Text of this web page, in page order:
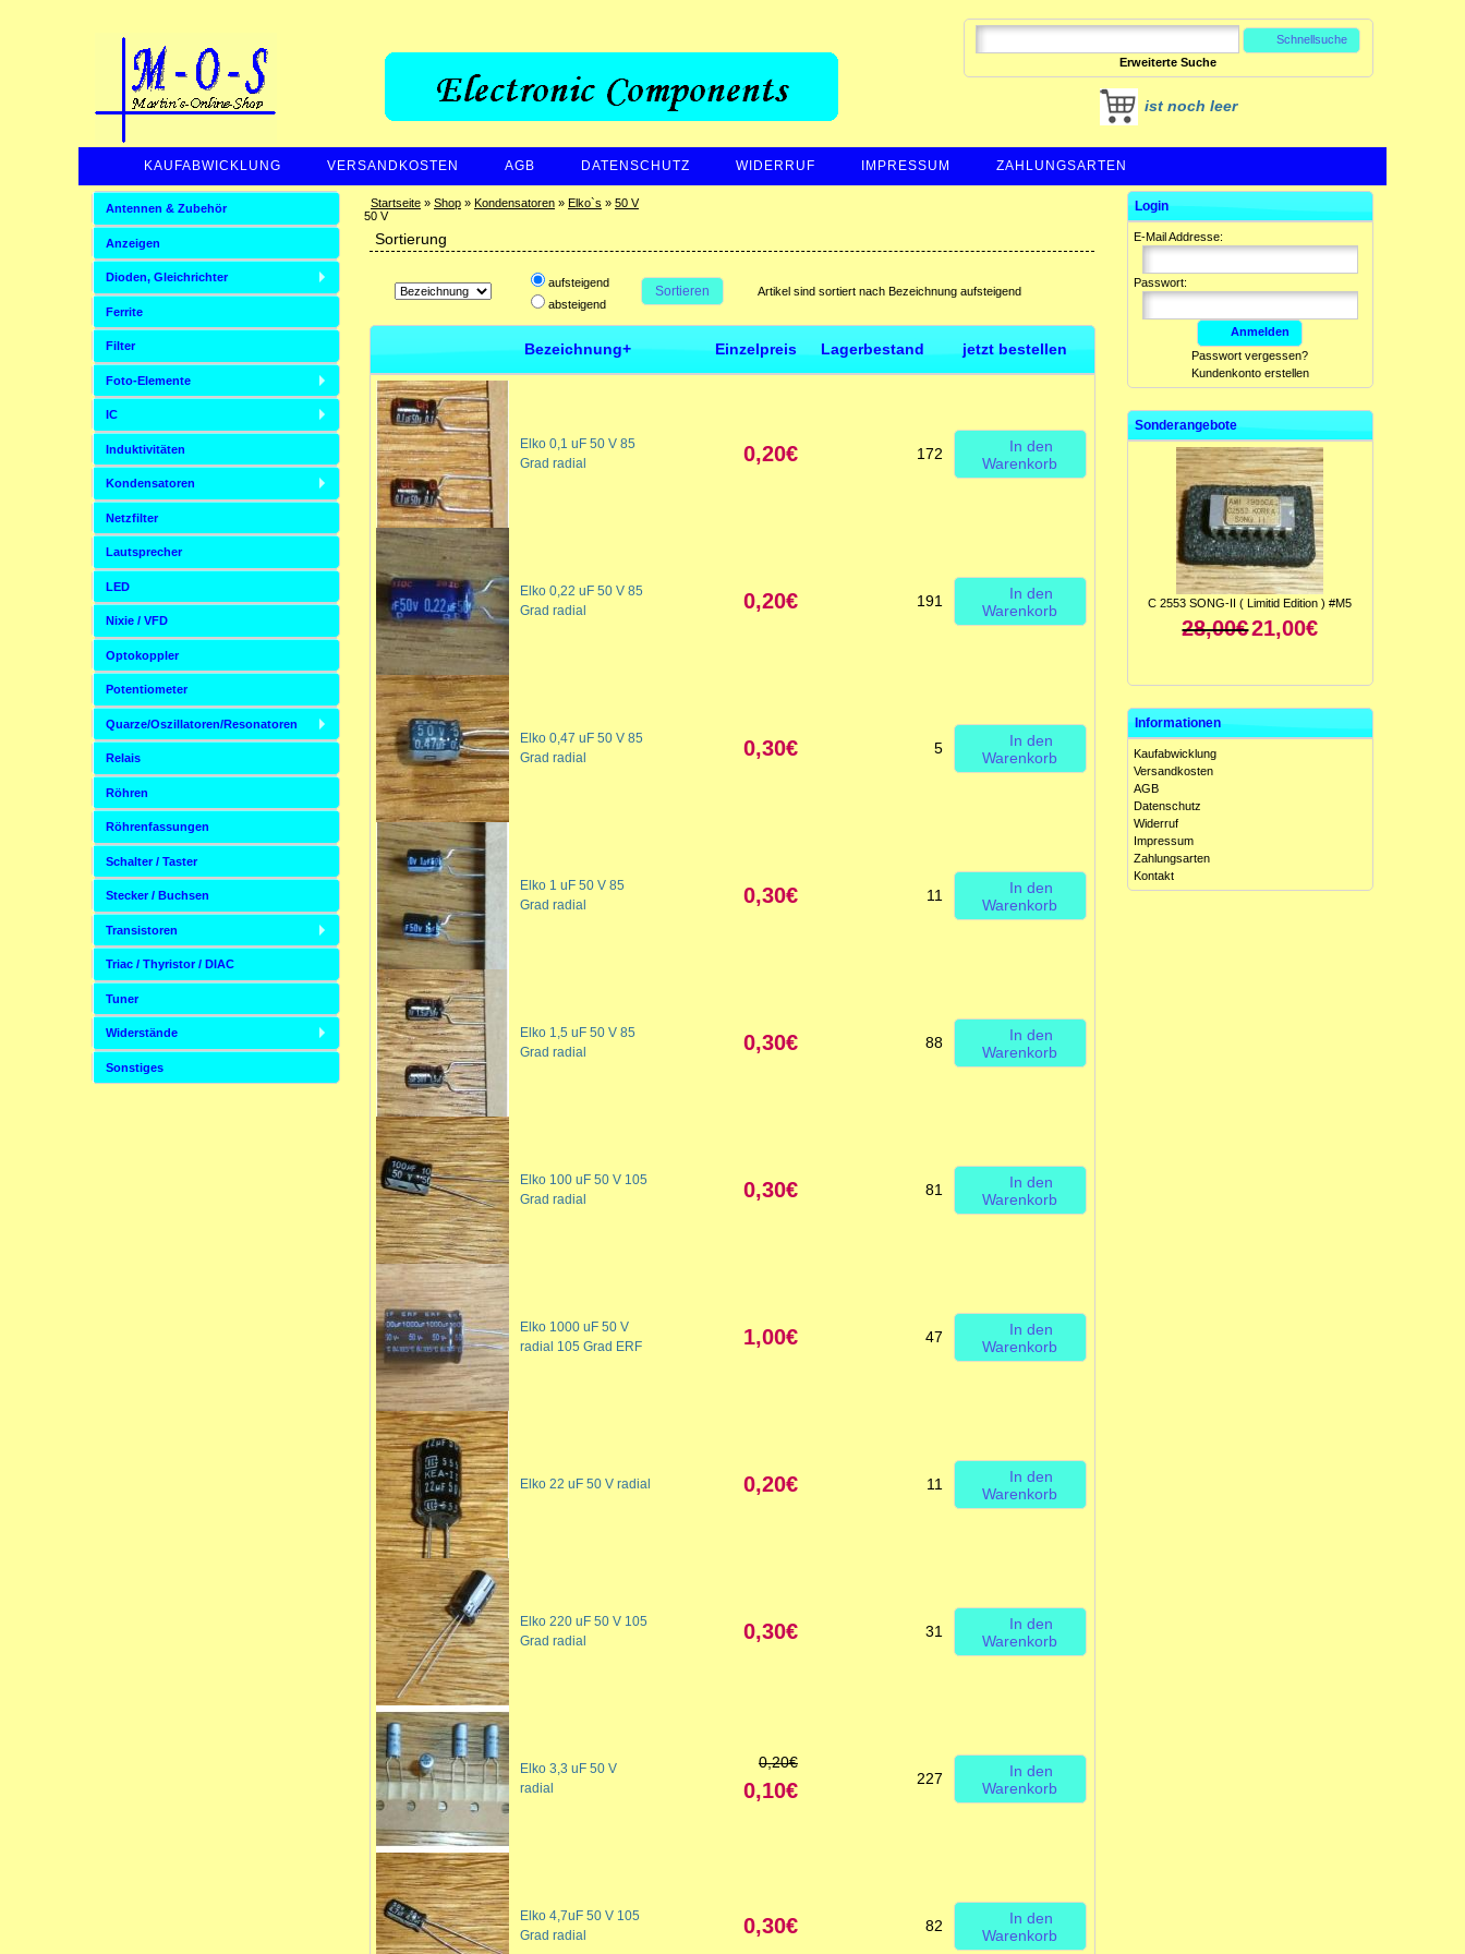
Schnellsuche
Erweiterte Suche
ist noch leer
KAUFABWICKLUNG VERSANDKOSTEN AGB DATENSCHUTZ WIDERRUF IMPRESSUM ZAHLUNGSARTEN
Startseite» Shop» Kondensatoren» Elko`s » 50 V
50 V
Sortierung
aufsteigend
absteigend
Sortieren Artikel sind sortiert nach Bezeichnung aufsteigend
Bezeichnung+ Einzelpreis Lagerbestand jetzt bestellen
Elko 0,1 uF 50 V 85
Grad radial
0,20€ 172
In den
Warenkorb
Elko 0,22 uF 50 V 85
Grad radial
0,20€ 191
In den
Warenkorb
Elko 0,47 uF 50 V 85
Grad radial
0,30€ 5
In den
Warenkorb
Elko 1 uF 50 V 85
Grad radial
0,30€ 11
In den
Warenkorb
Elko 1,5 uF 50 V 85
Grad radial
0,30€ 88
In den
Warenkorb
Elko 100 uF 50 V 105
Grad radial
0,30€ 81
In den
Warenkorb
Elko 1000 uF 50 V
radial 105 Grad ERF
1,00€ 47
In den
Warenkorb
Elko 22 uF 50 V radial 0,20€ 11
In den
Warenkorb
Elko 220 uF 50 V 105
Grad radial
0,30€ 31
In den
Warenkorb
Elko 3,3 uF 50 V
radial
0,20€
0,10€ 227
In den
Warenkorb
Elko 4,7uF 50 V 105
Grad radial
0,30€ 82
In den
Warenkorb
Antennen & Zubehör
Anzeigen
Dioden, Gleichrichter
Ferrite
Filter
Foto-Elemente
IC
Induktivitäten
Kondensatoren
Netzfilter
Lautsprecher
LED
Nixie / VFD
Optokoppler
Potentiometer
Quarze/Oszillatoren/Resonatoren
Relais
Röhren
Röhrenfassungen
Schalter / Taster
Stecker / Buchsen
Transistoren
Triac / Thyristor / DIAC
Tuner
Widerstände
Sonstiges
Login
E-Mail Addresse:
Passwort:
Anmelden
Passwort vergessen?
Kundenkonto erstellen
Sonderangebote
15,00€
C 2553 SONG-II ( Limitid Edition ) #M5
28,00€21,00€
Informationen
Kaufabwicklung
Versandkosten
AGB
Datenschutz
Widerruf
Impressum
Zahlungsarten
Kontakt